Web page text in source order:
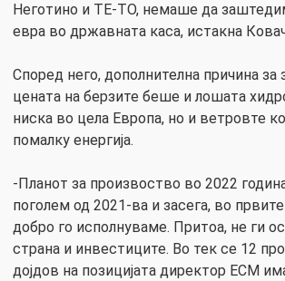
Неготино и ТЕ-ТО, немаше да
евра во државната каса, истакна
Според него, дополнителна причина
цената на берзите беше и лошата
ниска во цела Европа, но и ветровте
помалку енергија.
-Планот за произвоство во 2022
поголем од 2021-ва и засега, во
добро го исполнуваме. Притоа, не ги
страна и инвестиците. Во тек се 12
дојдов на позицијата директор ЕСМ